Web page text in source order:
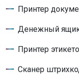
Принтер
Денежный
Принтер
Сканер